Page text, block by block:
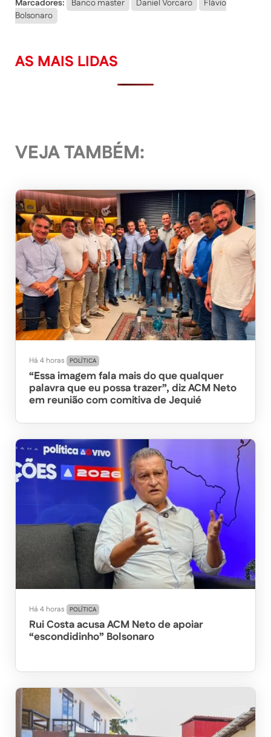
Marcadores: Banco master Daniel Vorcaro
Flávio
Bolsonaro
AS MAIS LIDAS
VEJA TAMBÉM:
Há 4 horas POLÍTICA
“Essa imagem fala mais do que qualquer
palavra que eu possa trazer”, diz ACM Neto
em reunião com comitiva de Jequié
Há 4 horas POLÍTICA
Rui Costa acusa ACM Neto de apoiar
“escondidinho” Bolsonaro